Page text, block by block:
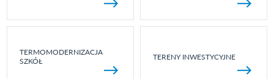
TERMOMODERNIZACJA
SZKÓŁ
TERENY INWESTYCYJNE